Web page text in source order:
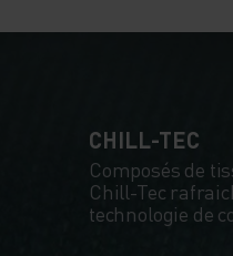
CHILL-TEC
Composés de
Chill-Tec
technologie de